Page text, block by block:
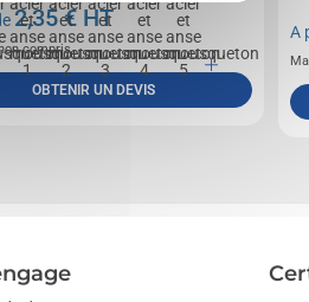
2,35€ HT
compris
OBTENIR UN DEVIS
A